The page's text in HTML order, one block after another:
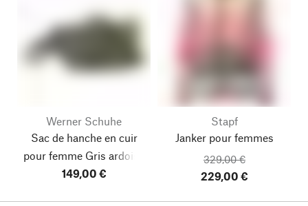
Werner Schuhe
Sac de hanche en cuir
pour femme Gris ardoise
149,00 €
Stapf
Janker pour femmes
329,00 €
229,00 €